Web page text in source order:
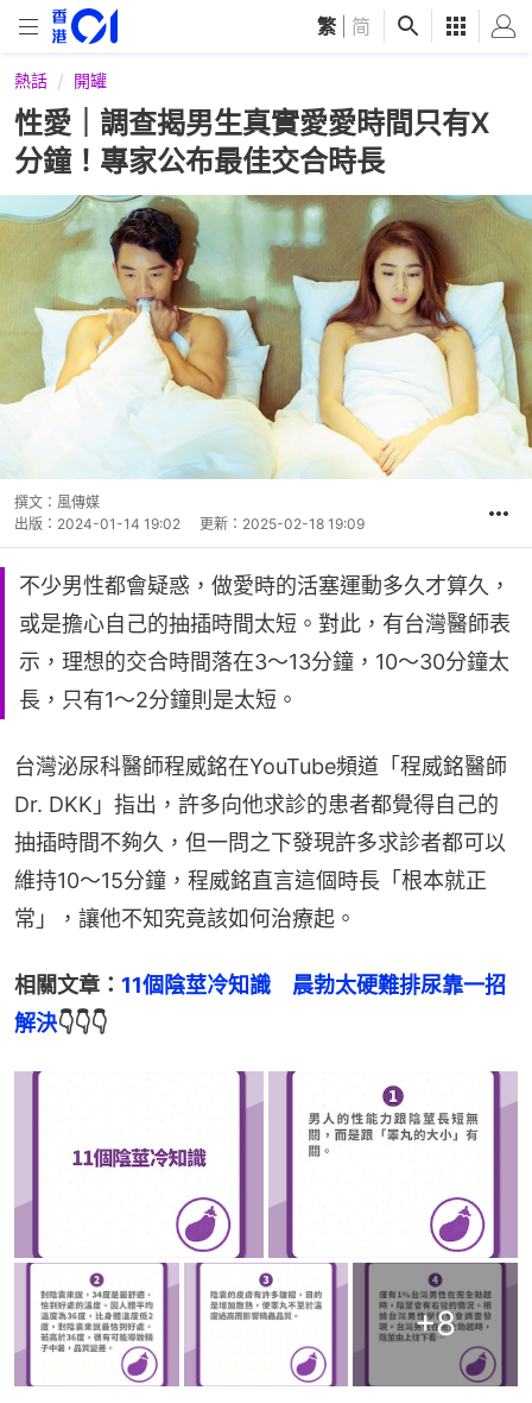
繁 简
熱話 開罐
性愛｜調查揭男生真實愛愛時間只有X
分鐘！專家公布最佳交合時長
撰文： 風傳媒
出版： 2024-01-14 19:02 更新： 2025-02-18 19:09
不少男性都會疑惑，做愛時的活塞運動多久才算久，
或是擔心自己的抽插時間太短。對此，有台灣醫師表
示，理想的交合時間落在3～13分鐘，10～30分鐘太
長，只有1～2分鐘則是太短。
台灣泌尿科醫師程威銘在YouTube頻道「程威銘醫師
Dr. DKK」指出，許多向他求診的患者都覺得自己的
抽插時間不夠久，但一問之下發現許多求診者都可以
維持10～15分鐘，程威銘直言這個時長「根本就正
常」，讓他不知究竟該如何治療起。
相關文章： 11個陰莖冷知識　晨勃太硬難排尿靠一招
解決👇👇👇
+8